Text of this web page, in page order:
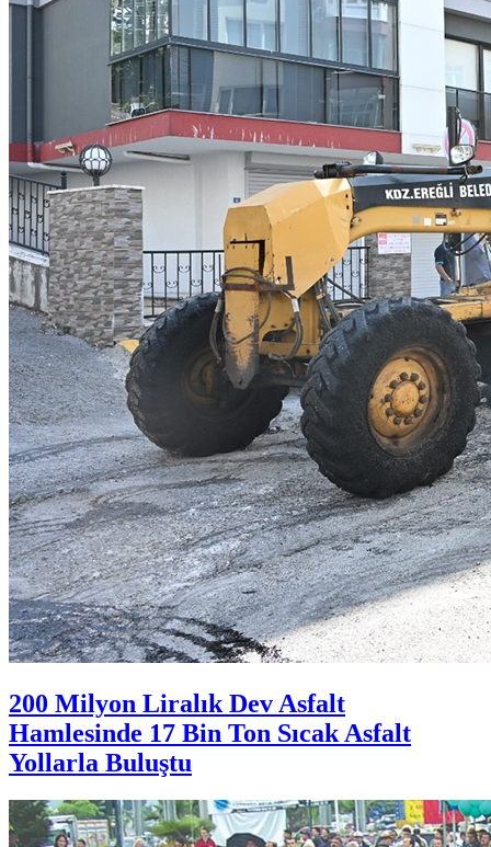
200 Milyon Liralık Dev Asfalt
Hamlesinde 17 Bin Ton Sıcak Asfalt
Yollarla Buluştu